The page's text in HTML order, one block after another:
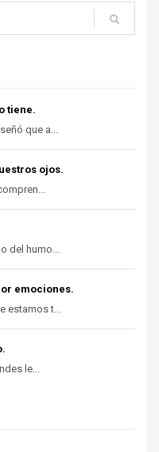
tiene.
que a...
ojos.
del humo...
emociones.
estamos t...
le...